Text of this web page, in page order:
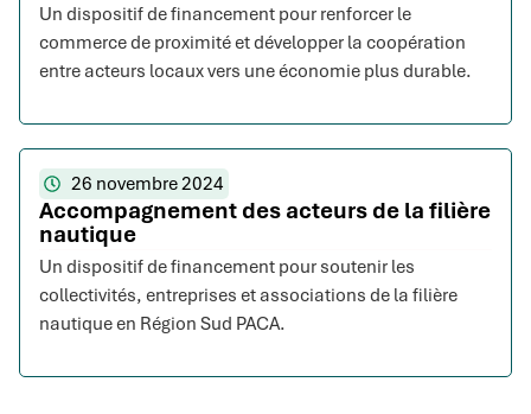
Un dispositif de financement pour renforcer le
commerce de proximité et développer la coopération
entre acteurs locaux vers une économie plus durable.
26 novembre 2024
Accompagnement des acteurs de la filière
nautique
Un dispositif de financement pour soutenir les
collectivités, entreprises et associations de la filière
nautique en Région Sud PACA.